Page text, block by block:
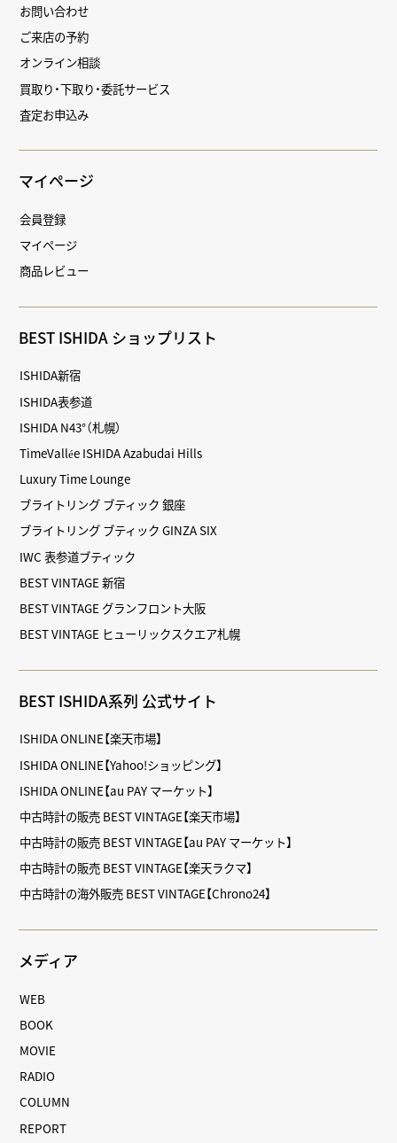
お問い合わせ
ご来店の予約
オンライン相談
買取り・下取り・委託サービス
査定お申込み
マイページ
会員登録
マイページ
商品レビュー
BEST ISHIDA ショップリスト
ISHIDA新宿
ISHIDA表参道
ISHIDA N43°（札幌）
TimeVallée ISHIDA Azabudai Hills
Luxury Time Lounge
ブライトリング ブティック 銀座
ブライトリング ブティック GINZA SIX
IWC 表参道ブティック
BEST VINTAGE 新宿
BEST VINTAGE グランフロント大阪
BEST VINTAGE ヒューリックスクエア札幌
BEST ISHIDA系列 公式サイト
ISHIDA ONLINE【楽天市場】
ISHIDA ONLINE【Yahoo!ショッピング】
ISHIDA ONLINE【au PAY マーケット】
中古時計の販売 BEST VINTAGE【楽天市場】
中古時計の販売 BEST VINTAGE【au PAY マーケット】
中古時計の販売 BEST VINTAGE【楽天ラクマ】
中古時計の海外販売 BEST VINTAGE【Chrono24】
メディア
WEB
BOOK
MOVIE
RADIO
COLUMN
REPORT